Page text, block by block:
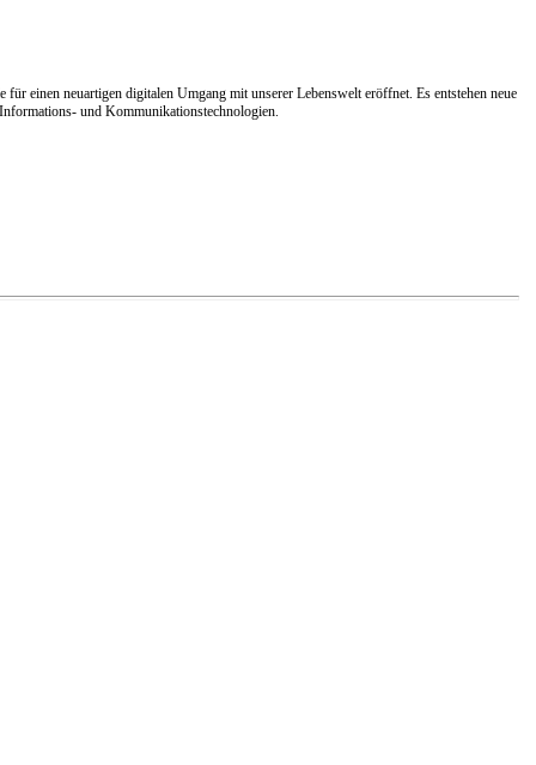
einen neuartigen digitalen Umgang mit unserer Lebenswelt eröffnet. Es entstehen neue
und Kommunikationstechnologien.